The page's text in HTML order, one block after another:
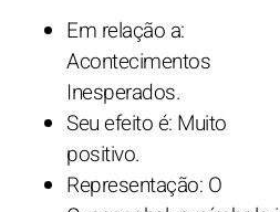
Em relação a:
Acontecimentos
Inesperados.
Seu efeito é: Muito
positivo.
Representação: O